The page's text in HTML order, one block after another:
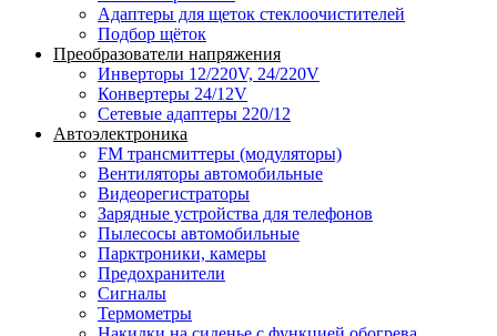
Адаптеры для щеток стеклоочистителей
Подбор щёток
Преобразователи напряжения
Инверторы 12/220V, 24/220V
Конвертеры 24/12V
Сетевые адаптеры 220/12
Автоэлектроника
FM трансмиттеры (модуляторы)
Вентиляторы автомобильные
Видеорегистраторы
Зарядные устройства для телефонов
Пылесосы автомобильные
Парктроники, камеры
Предохранители
Сигналы
Термометры